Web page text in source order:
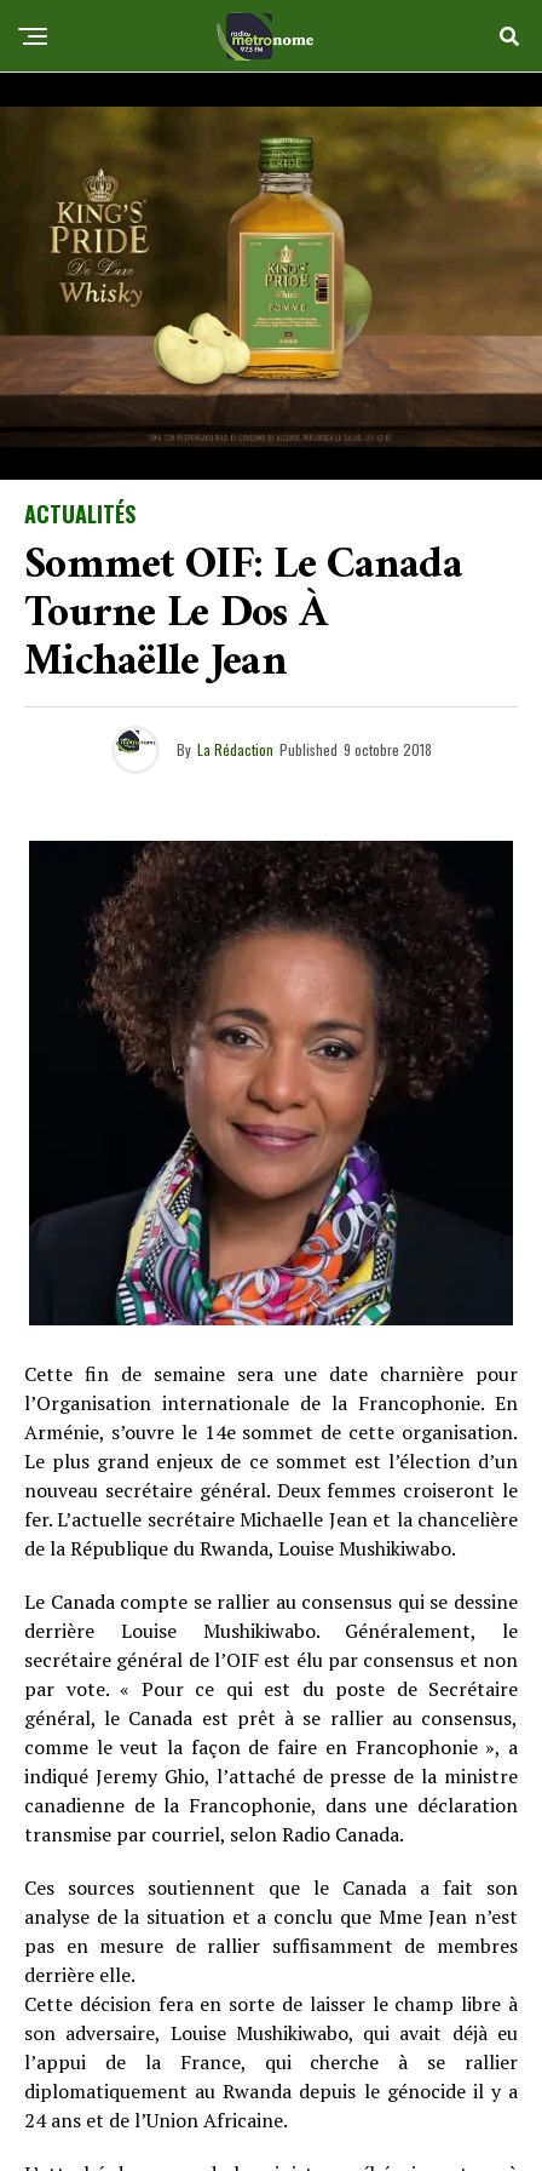
ACTUALITÉS
Sommet OIF: Le Canada
Tourne Le Dos À
Michaëlle Jean
By La Rédaction Published 9 octobre 2018
Cette fin de semaine sera une date charnière pour
l’Organisation internationale de la Francophonie. En
Arménie, s’ouvre le 14e sommet de cette organisation.
Le plus grand enjeux de ce sommet est l’élection d’un
nouveau secrétaire général. Deux femmes croiseront le
fer. L’actuelle secrétaire Michaelle Jean et la chancelière
de la République du Rwanda, Louise Mushikiwabo.
Le Canada compte se rallier au consensus qui se dessine
derrière Louise Mushikiwabo. Généralement, le
secrétaire général de l’OIF est élu par consensus et non
par vote. « Pour ce qui est du poste de Secrétaire
général, le Canada est prêt à se rallier au consensus,
comme le veut la façon de faire en Francophonie », a
indiqué Jeremy Ghio, l’attaché de presse de la ministre
canadienne de la Francophonie, dans une déclaration
transmise par courriel, selon Radio Canada.
Ces sources soutiennent que le Canada a fait son
analyse de la situation et a conclu que Mme Jean n’est
pas en mesure de rallier suffisamment de membres
derrière elle.
Cette décision fera en sorte de laisser le champ libre à
son adversaire, Louise Mushikiwabo, qui avait déjà eu
l’appui de la France, qui cherche à se rallier
diplomatiquement au Rwanda depuis le génocide il y a
24 ans et de l’Union Africaine.